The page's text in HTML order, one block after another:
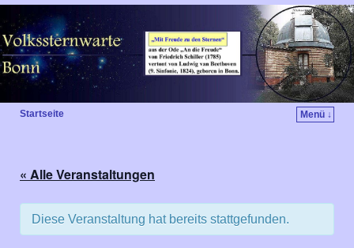
Startseite Menü ↓
« Alle Veranstaltungen
Diese Veranstaltung hat bereits stattgefunden.